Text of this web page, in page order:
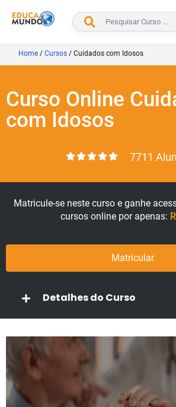
Home / Cursos / Cuidados com Idosos
Curso Online
com Idosos
7711
Matricule-se neste curso e ganhe
cursos online por apenas:
Matricular
Detalhes do Curso